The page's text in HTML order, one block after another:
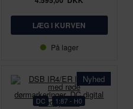
På lager
Nyhed
DC 1:87 - H0